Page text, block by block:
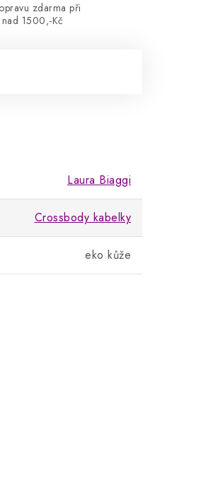
zdarma při
1500,-Kč
Laura Biaggi
Crossbody kabelky
eko kůže